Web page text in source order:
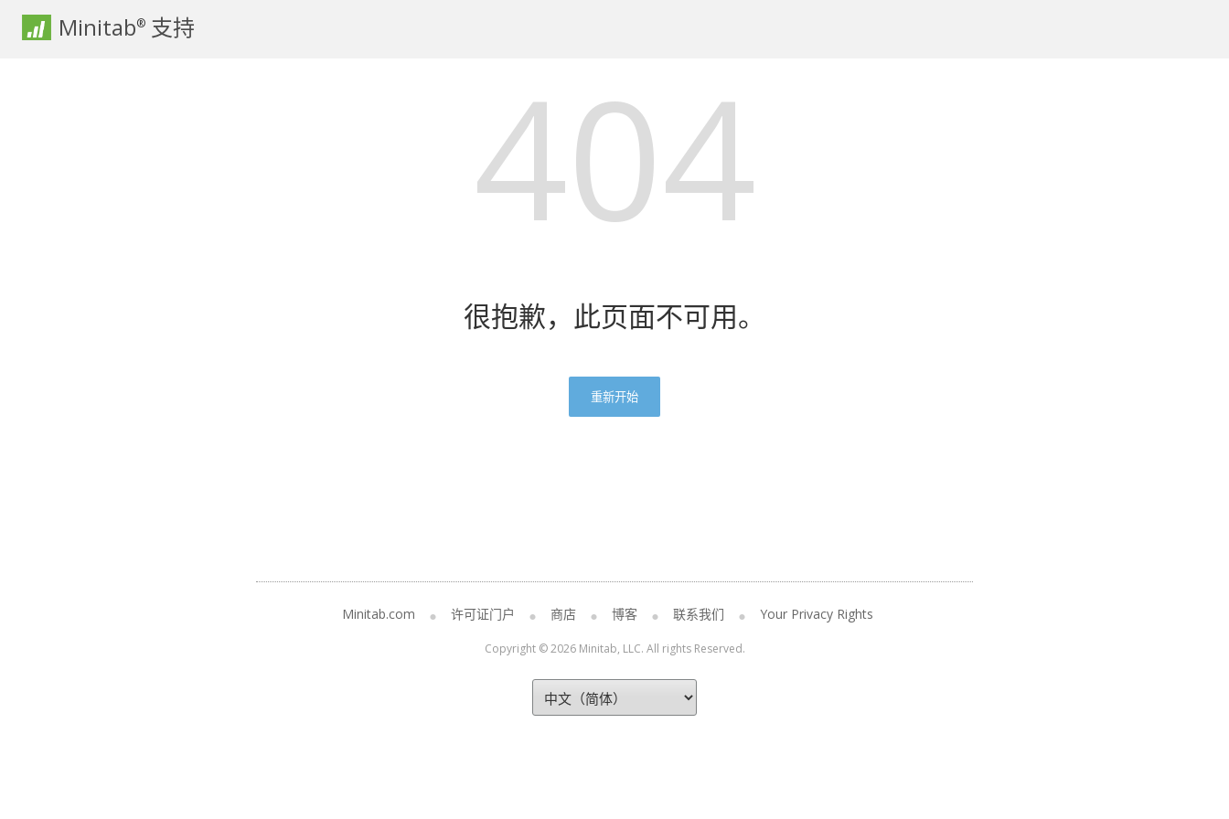
Minitab® 支持
404
很抱歉，此页面不可用。
重新开始
Minitab.com 许可证门户 商店 博客 联系我们 Your Privacy Rights
Copyright © 2026 Minitab, LLC. All rights Reserved.